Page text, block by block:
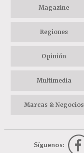
Magazine
Regiones
Opinión
Multimedia
Marcas & Negocios
Síguenos: